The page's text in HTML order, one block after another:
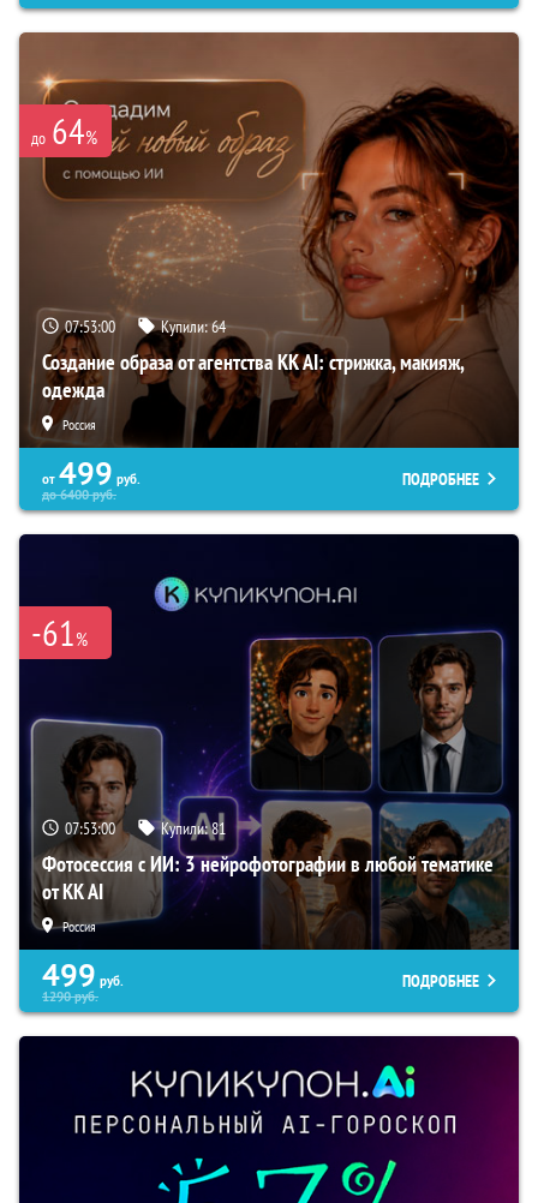
до 64%
07:52:59 Купили:64
Создание образа от агентства KK AI: стрижка, макияж,
одежда
Россия
от 499 руб.
до6400руб.
ПОДРОБНЕЕ
-61%
07:52:59 Купили:81
Фотосессия с ИИ: 3 нейрофотографии в любой тематике
от KK AI
Россия
499 руб.
1290руб.
ПОДРОБНЕЕ